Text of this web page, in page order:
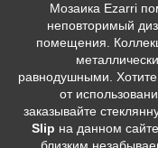
Мозаика Ezarri
неповторимый
помещения.
равнодушными. Хотите
от
заказывайте
Slip на данном